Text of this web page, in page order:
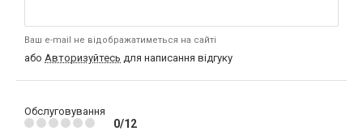
Ваш e-mail не відображатиметься на сайті
або Авторизуйтесь для написання відгуку
Обслуговування
0/12